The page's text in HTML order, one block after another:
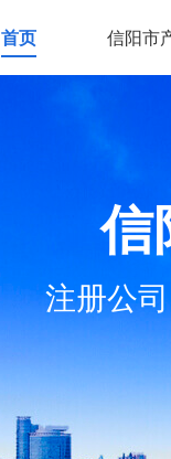
首页 信阳市
信
注册公